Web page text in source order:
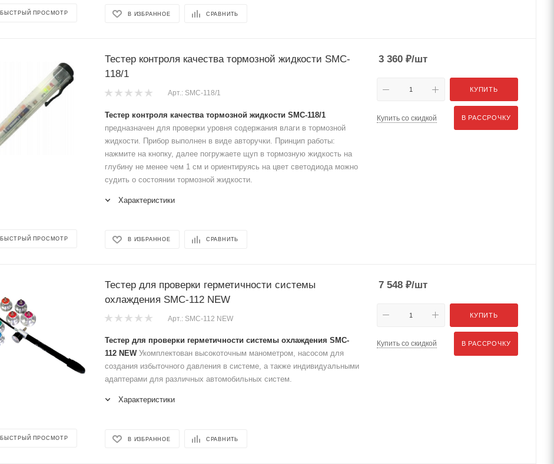
БЫСТРЫЙ ПРОСМОТР В ИЗБРАННОЕ СРАВНИТЬ
БЫСТРЫЙ ПРОСМОТР
Тестер контроля качества тормозной жидкости SMC-
118/1
Арт.: SMC-118/1
Тестер контроля качества тормозной жидкости SMC-118/1
предназначен для проверки уровня содержания влаги в тормозной
жидкости. Прибор выполнен в виде авторучки. Принцип работы:
нажмите на кнопку, далее погружаете щуп в тормозную жидкость на
глубину не менее чем 1 см и ориентируясь на цвет светодиода можно
судить о состоянии тормозной жидкости.
Характеристики
В ИЗБРАННОЕ СРАВНИТЬ
3 360 ₽/шт
КУПИТЬ
Купить со скидкой В РАССРОЧКУ
БЫСТРЫЙ ПРОСМОТР
Тестер для проверки герметичности системы
охлаждения SMC-112 NEW
Арт.: SMC-112 NEW
Тестер для проверки герметичности системы охлаждения SMC-
112 NEW Укомплектован высокоточным манометром, насосом для
создания избыточного давления в системе, а также индивидуальными
адаптерами для различных автомобильных систем.
Характеристики
В ИЗБРАННОЕ СРАВНИТЬ
7 548 ₽/шт
КУПИТЬ
Купить со скидкой В РАССРОЧКУ